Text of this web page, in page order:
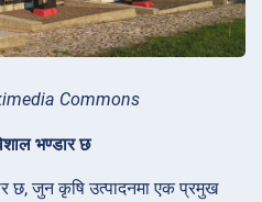
Commons
भण्डार छ
छ, जुन कृषि उत्पादनमा एक प्रमुख